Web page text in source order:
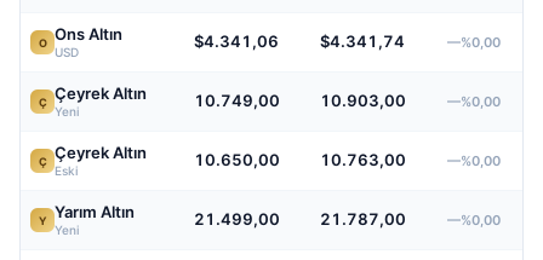
O Ons Altın
USD
$4.341,06 $4.341,74 —%0,00
Ç Çeyrek Altın
Yeni
10.749,00 10.903,00 —%0,00
Ç Çeyrek Altın
Eski
10.650,00 10.763,00 —%0,00
Y Yarım Altın
Yeni
21.499,00 21.787,00 —%0,00